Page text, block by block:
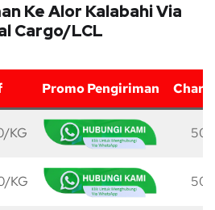
Ke Alor Kalabahi Via
Cargo/LCL
Promo Pengiriman
KG 50
KG 50